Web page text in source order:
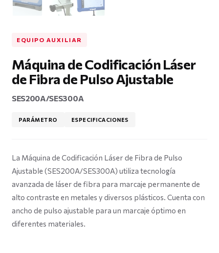
EQUIPO AUXILIAR
Máquina de Codificación Láser
de Fibra de Pulso Ajustable
SES200A/SES300A
PARÁMETRO ESPECIFICACIONES
La Máquina de Codificación Láser de Fibra de Pulso
Ajustable (SES200A/SES300A) utiliza tecnología
avanzada de láser de fibra para marcaje permanente de
alto contraste en metales y diversos plásticos. Cuenta con
ancho de pulso ajustable para un marcaje óptimo en
diferentes materiales.